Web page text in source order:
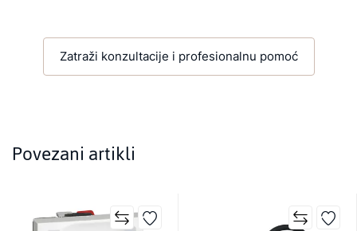
Zatraži konzultacije i profesionalnu pomoć
Povezani artikli